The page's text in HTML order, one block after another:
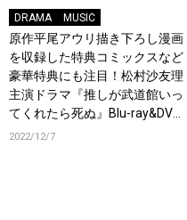
DRAMA MUSIC
原作平尾アウリ描き下ろし漫画
を収録した特典コミックスなど
豪華特典にも注目！松村沙友理
主演ドラマ『推しが武道館いっ
てくれたら死ぬ』Blu-ray&DVD
の発売が決定！
2022/12/7